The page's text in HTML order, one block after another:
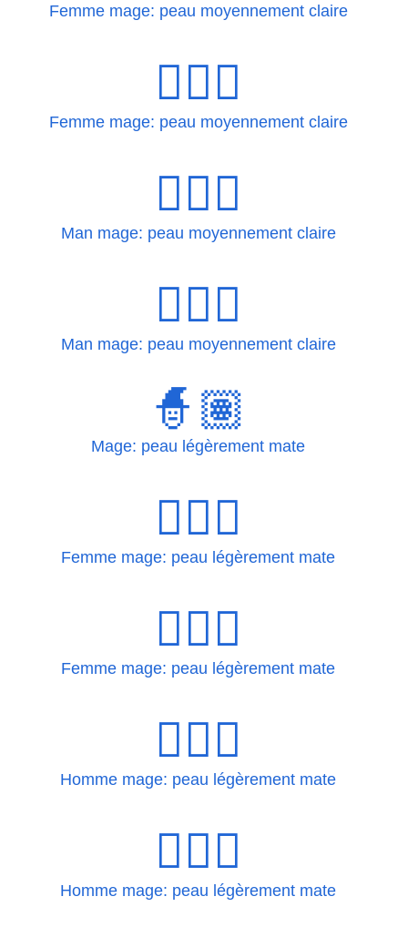
Femme mage: peau moyennement claire
🧙🏼‍♀️
Femme mage: peau moyennement claire
🧙🏼‍♂
Man mage: peau moyennement claire
🧙🏼‍♂️
Man mage: peau moyennement claire
🧙🏽
Mage: peau légèrement mate
🧙🏽‍♀
Femme mage: peau légèrement mate
🧙🏽‍♀️
Femme mage: peau légèrement mate
🧙🏽‍♂
Homme mage: peau légèrement mate
🧙🏽‍♂️
Homme mage: peau légèrement mate